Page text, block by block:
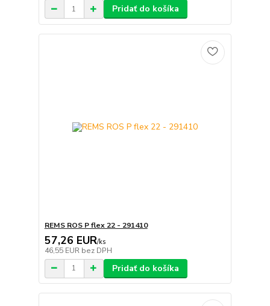
Pridať do košíka
REMS ROS P flex 22 - 291410
57,26 EUR/ks
46,55 EUR bez DPH
Pridať do košíka